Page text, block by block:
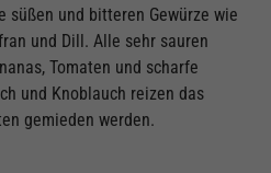
süßen und bitteren Gewürze wie
und Dill. Alle sehr sauren
Tomaten und scharfe
und Knoblauch reizen das
gemieden werden.